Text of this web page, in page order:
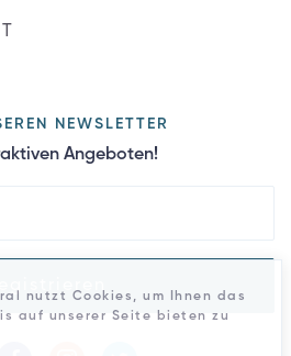
NEWSLETTER
Angeboten!
nutzt Cookies, um Ihnen das
auf unserer Seite bieten zu